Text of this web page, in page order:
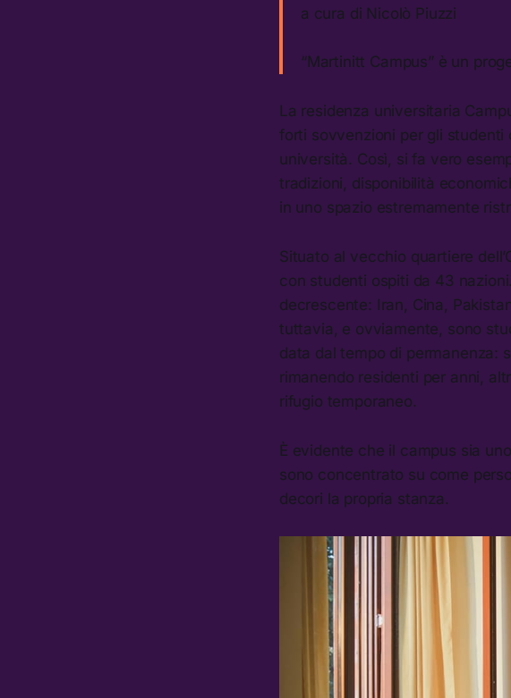
a cura di Nicolò Piuzzi
“Martinitt Campus” è un
La residenza universitaria
forti sovvenzioni per gli studenti
università. Così, si fa vero
tradizioni, disponibilità
in uno spazio estremamente
Situato al vecchio quartiere
con studenti ospiti da 43
decrescente: Iran, Cina,
tuttavia, e ovviamente, sono
data dal tempo di permanenza:
rimanendo residenti per anni,
rifugio temporaneo.
È evidente che il campus sia
sono concentrato su come
decori la propria stanza.